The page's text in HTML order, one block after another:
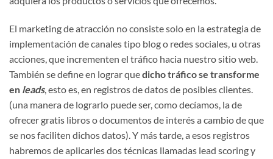
El marketing de atracción no consiste solo en la estrategia de
implementación de canales tipo blog o redes sociales, u otras
acciones, que incrementen el tráfico hacia nuestro sitio web.
También se define en lograr quedicho tráfico se transforme
en leads, esto es, en registros de datos de posibles clientes.
(una manera de lograrlo puede ser, como decíamos, la de
ofrecer gratis libros o documentos de interés a cambio de que
se nos faciliten dichos datos). Y más tarde, a esos registros
habremos de aplicarles dos técnicas llamadas lead scoring y